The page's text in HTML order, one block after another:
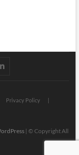
linkedin
Privacy Policy
| © Copyright All